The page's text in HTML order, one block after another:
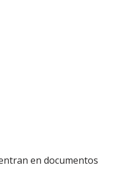
en documentos